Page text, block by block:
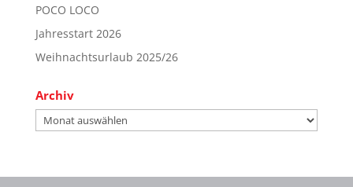
POCO LOCO
Jahresstart 2026
Weihnachtsurlaub 2025/26
Archiv
Archiv